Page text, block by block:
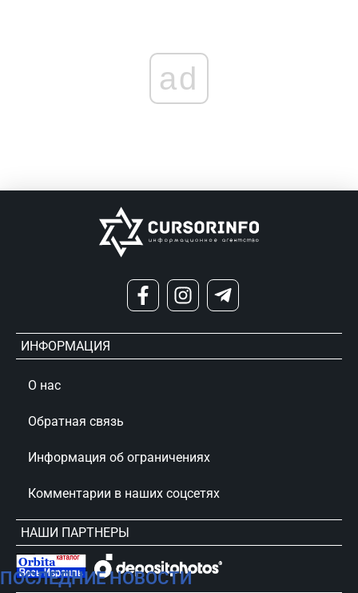
ПОСЛЕДНИЕ НОВОСТИ
ad
ИНФОРМАЦИЯ
О нас
Обратная связь
Информация об ограничениях
Комментарии в наших соцсетях
НАШИ ПАРТНЕРЫ